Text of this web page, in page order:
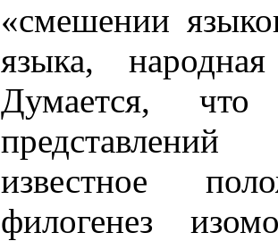
«смешении
языка,
Думается,
известное
филогенез